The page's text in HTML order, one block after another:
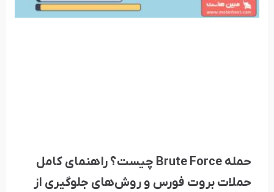
حمله Brute Force چیست؟ راهنمای کامل
حملات بروت فورس و روش‌های جلوگیری از